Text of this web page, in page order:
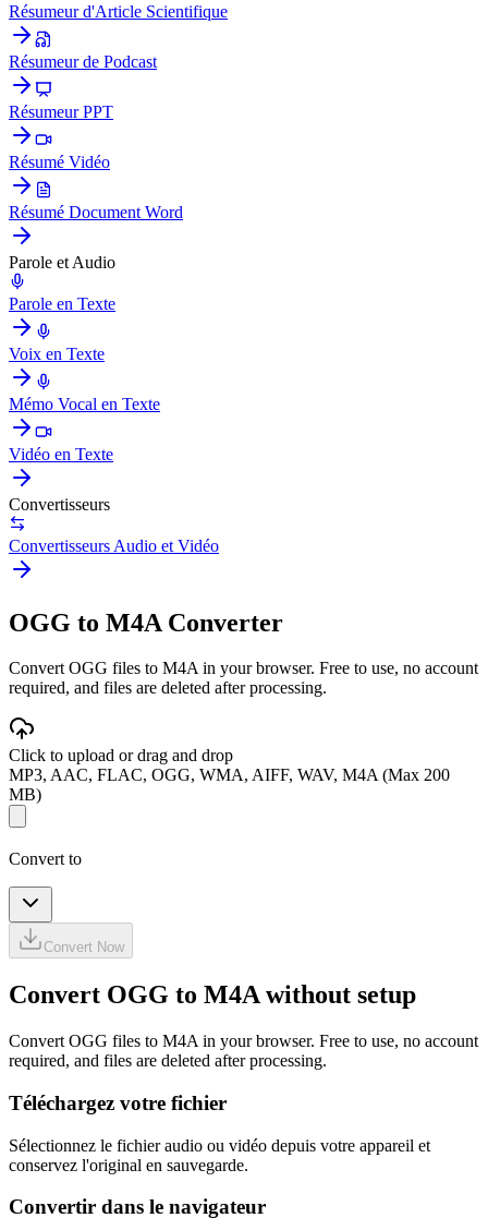
Résumeur d'Article Scientifique
Résumeur de Podcast
Résumeur PPT
Résumé Vidéo
Résumé Document Word
Parole et Audio
Parole en Texte
Voix en Texte
Mémo Vocal en Texte
Vidéo en Texte
Convertisseurs
Convertisseurs Audio et Vidéo
OGG to M4A Converter
Convert OGG files to M4A in your browser. Free to use, no account
required, and files are deleted after processing.
Click to upload or drag and drop
MP3, AAC, FLAC, OGG, WMA, AIFF, WAV, M4A (Max 200
MB)
Convert to
Convert Now
Convert OGG to M4A without setup
Convert OGG files to M4A in your browser. Free to use, no account
required, and files are deleted after processing.
Téléchargez votre fichier
Sélectionnez le fichier audio ou vidéo depuis votre appareil et
conservez l'original en sauvegarde.
Convertir dans le navigateur